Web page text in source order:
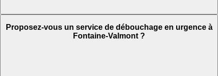
Proposez-vous un service de débouchage en urgence à
Fontaine-Valmont ?